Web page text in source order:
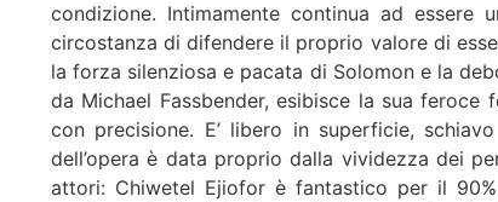
condizione. Intimamente continua ad
circostanza di difendere il proprio valore di
la forza silenziosa e pacata di Solomon e la
da Michael Fassbender, esibisce la sua
con precisione. E’ libero in superficie,
dell’opera è data proprio dalla vividezza dei
attori: Chiwetel Ejiofor è fantastico per il